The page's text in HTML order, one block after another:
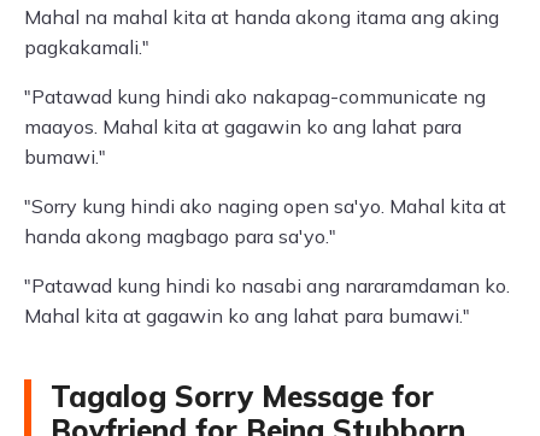
Mahal na mahal kita at handa akong itama ang aking
pagkakamali."
"Patawad kung hindi ako nakapag-communicate ng
maayos. Mahal kita at gagawin ko ang lahat para
bumawi."
"Sorry kung hindi ako naging open sa'yo. Mahal kita at
handa akong magbago para sa'yo."
"Patawad kung hindi ko nasabi ang nararamdaman ko.
Mahal kita at gagawin ko ang lahat para bumawi."
Tagalog Sorry Message for